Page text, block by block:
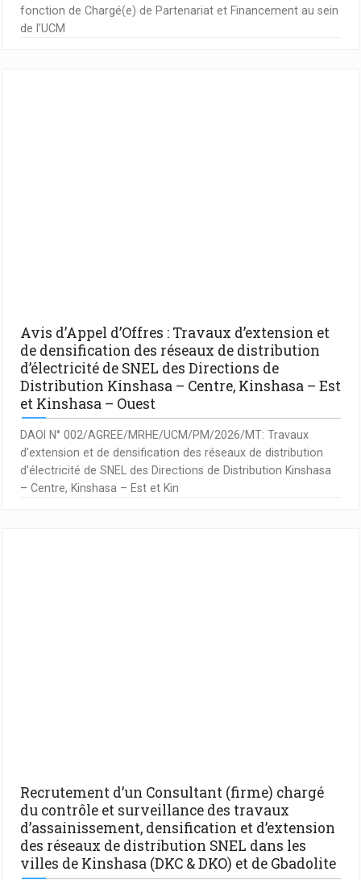
fonction de Chargé(e) de Partenariat et Financement au sein
de l’UCM
Avis d’Appel d’Offres : Travaux d’extension et
de densification des réseaux de distribution
d’électricité de SNEL des Directions de
Distribution Kinshasa – Centre, Kinshasa – Est
et Kinshasa – Ouest
DAOI N° 002/AGREE/MRHE/UCM/PM/2026/MT: Travaux
d’extension et de densification des réseaux de distribution
d’électricité de SNEL des Directions de Distribution Kinshasa
– Centre, Kinshasa – Est et Kin
Recrutement d’un Consultant (firme) chargé
du contrôle et surveillance des travaux
d’assainissement, densification et d’extension
des réseaux de distribution SNEL dans les
villes de Kinshasa (DKC & DKO) et de Gbadolite